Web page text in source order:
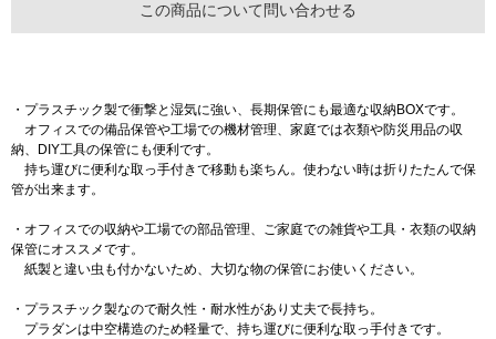
この商品について問い合わせる
・プラスチック製で衝撃と湿気に強い、長期保管にも最適な収納BOXです。
オフィスでの備品保管や工場での機材管理、家庭では衣類や防災用品の収
納、DIY工具の保管にも便利です。
持ち運びに便利な取っ手付きで移動も楽ちん。使わない時は折りたたんで保
管が出来ます。
・オフィスでの収納や工場での部品管理、ご家庭での雑貨や工具・衣類の収納
保管にオススメです。
紙製と違い虫も付かないため、大切な物の保管にお使いください。
・プラスチック製なので耐久性・耐水性があり丈夫で長持ち。
プラダンは中空構造のため軽量で、持ち運びに便利な取っ手付きです。